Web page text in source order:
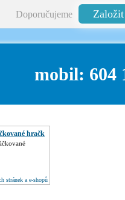
Doporučujeme Založit
604
hračk
stránek a e-shopů